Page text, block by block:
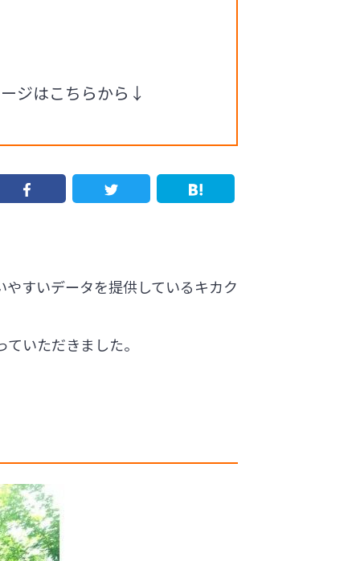
ジはこちらから↓
すいデータを提供しているキカク
いただきました。